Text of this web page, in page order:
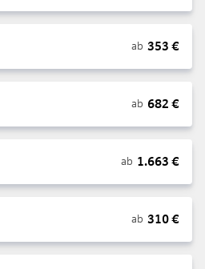
ab 353 €
ab 682 €
ab 1.663 €
ab 310€